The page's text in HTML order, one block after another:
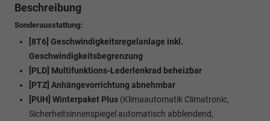
Beschreibung
Sonderausstattung:
[8T6] Geschwindigkeitsregelanlage inkl.
Geschwindigkeitsbegrenzung
[PLD] Multifunktions-Lederlenkrad beheizbar
[PTZ] Anhängevorrichtung abnehmbar
[PUH] Winterpaket Plus (Klimaautomatik Climatronic,
Sicherheitsinnenspiegel automatisch abblendend,